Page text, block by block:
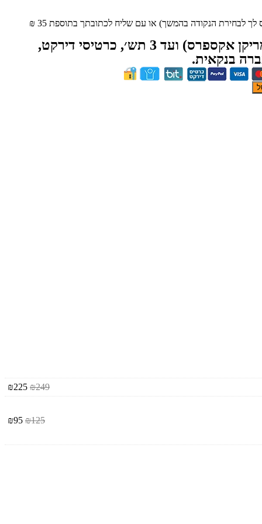
לבחירת הנקודה בהמשך) או עם שליח לכתובתך בתוספת 35 ₪
*תשלום באשראי (חוץ מאמריקן אקספרס) ועד 3 תש׳, כרטיסי דירקט,
בנקאית.
₪249
₪225
₪125
₪95